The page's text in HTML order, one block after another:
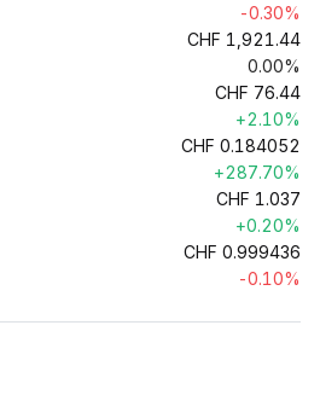
-0.30%
CHF 1,921.44
0.00%
CHF 76.44
+2.10%
CHF 0.184052
+287.70%
CHF 1.037
+0.20%
CHF 0.999436
-0.10%